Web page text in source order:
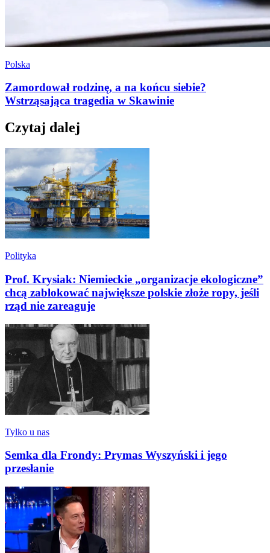
Polska
Zamordował rodzinę, a na końcu siebie?
Wstrząsająca tragedia w Skawinie
Czytaj dalej
Polityka
Prof. Krysiak: Niemieckie „organizacje ekologiczne”
chcą zablokować największe polskie złoże ropy, jeśli
rząd nie zareaguje
Tylko u nas
Semka dla Frondy: Prymas Wyszyński i jego
przesłanie